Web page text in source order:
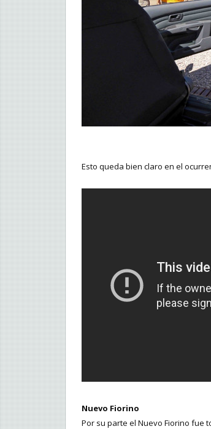
Esto queda bien claro en el
Nuevo Fiorino
Por su parte el Nuevo Fiorino fue